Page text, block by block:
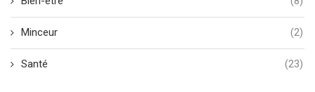
Minceur (2)
Santé (23)